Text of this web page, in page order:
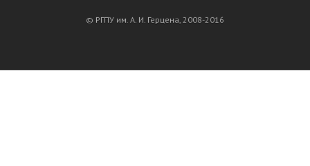
© РГПУ им. А. И. Герцена, 2008-2016